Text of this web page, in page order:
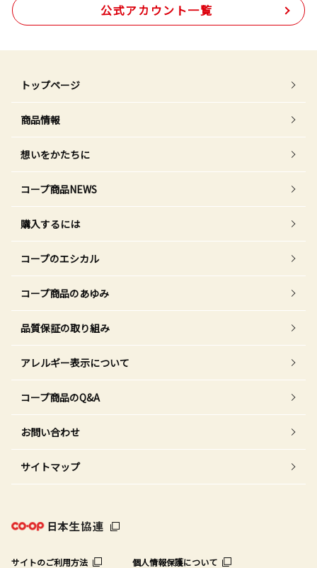
公式アカウント一覧
トップページ
商品情報
想いをかたちに
コープ商品NEWS
購入するには
コープのエシカル
コープ商品のあゆみ
品質保証の取り組み
アレルギー表示について
コープ商品のQ&A
お問い合わせ
サイトマップ
サイトのご利用方法 個人情報保護について